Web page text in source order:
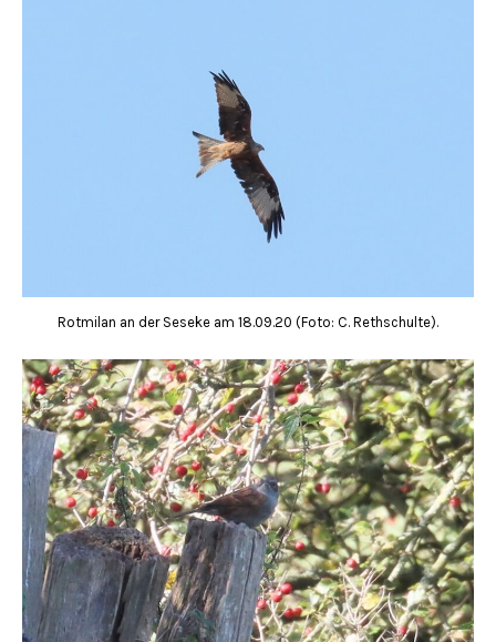
Rotmilan an der Seseke am 18.09.20 (Foto: C. Rethschulte).